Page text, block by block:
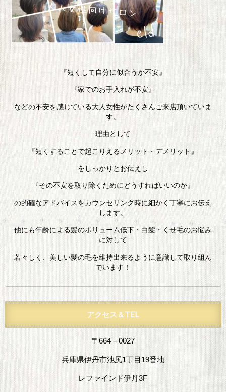
『短くして自分に似合うか不安』
『家でのお手入れが不安』
などの不安を感じている大人女性がたくさんご来店頂いていま
す。
理由として
『短くすることで起こりえるメリット・デメリット』
をしっかりとお伝えし
『その不安を取り除くためにどうすればいいのか』
の的確なアドバイスをカウンセリング時に細かく丁寧にお伝え
します。
他にも年齢による髪のボリューム低下・白髪・くせ毛のお悩み
に対して
若々しく、美しい髪の毛を維持出来るように意識して取り組ん
でいます！
アクセス＆TEL
〒664－0027
兵庫県伊丹市池尻1丁目19番地
レファインド伊丹3F